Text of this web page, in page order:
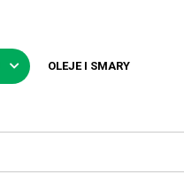
OLEJE I SMARY